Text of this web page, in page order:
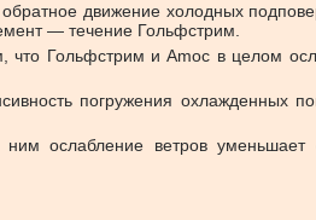
движение холодных
— течение Гольфстрим.
что Гольфстрим и Amoc в целом
погружения охлажденных
ослабление ветров уменьшает